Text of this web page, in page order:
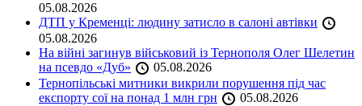
05.08.2026
ДТП у Кременці: людину затисло в салоні автівки
05.08.2026
На війні загинув військовий із Тернополя Олег Шелетин
на псевдо «Дуб»
05.08.2026
Тернопільські митники викрили порушення під час
експорту сої на понад 1 млн грн
05.08.2026